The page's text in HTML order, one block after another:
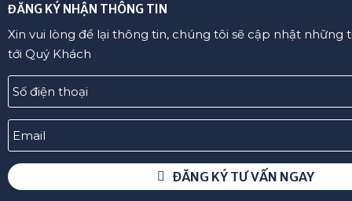
ĐĂNG KÝ NHẬN THÔNG TIN
Xin vui lòng để lại thông tin, chúng tôi sẽ cập nhật những
tới Quý Khách
ĐĂNG KÝ TƯ VẤN NGAY